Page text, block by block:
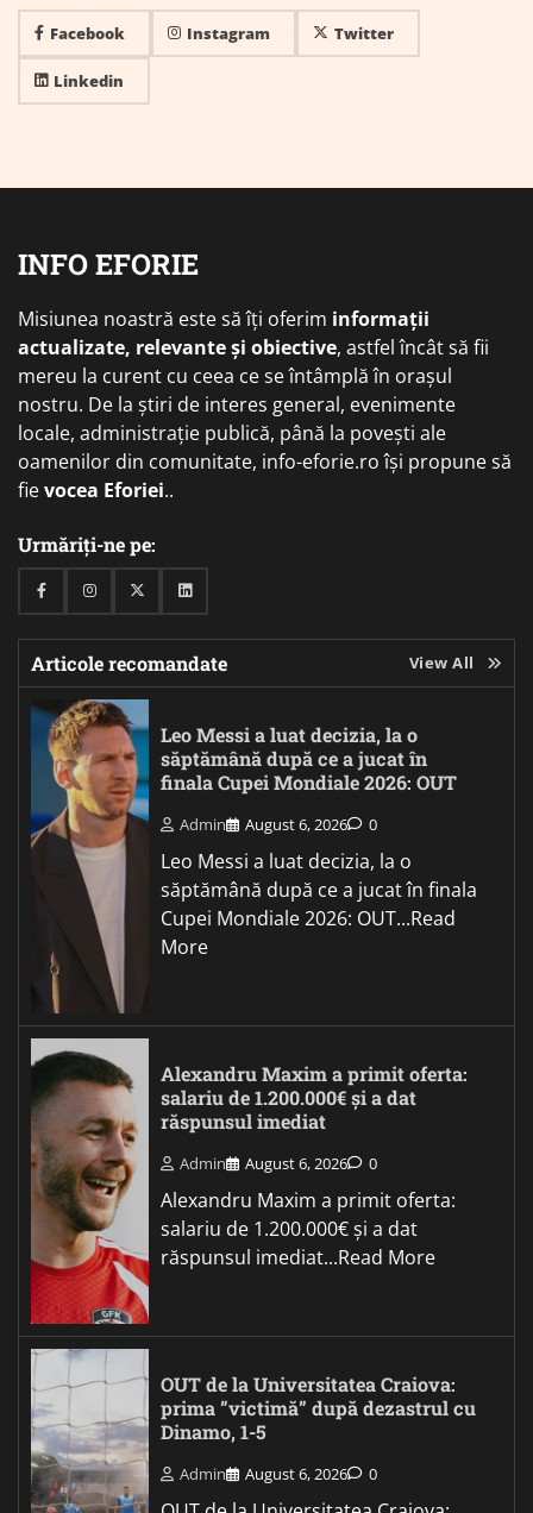
Facebook Instagram Twitter
Linkedin
INFO EFORIE
Misiunea noastră este să îți oferim informații
actualizate, relevante și obiective, astfel încât să fii
mereu la curent cu ceea ce se întâmplă în orașul
nostru. De la știri de interes general, evenimente
locale, administrație publică, până la povești ale
oamenilor din comunitate, info-eforie.ro își propune să
fievocea Eforiei..
Urmăriți-ne pe:
FacebookInstagramTwitterLinkedin
Articole recomandate View All
Leo Messi a luat decizia, la o
săptămână după ce a jucat în
finala Cupei Mondiale 2026: OUT
Admin August 6, 2026 0
Leo Messi a luat decizia, la o
săptămână după ce a jucat în finala
Cupei Mondiale 2026: OUT...Read
More
Alexandru Maxim a primit oferta:
salariu de 1.200.000€ și a dat
răspunsul imediat
Admin August 6, 2026 0
Alexandru Maxim a primit oferta:
salariu de 1.200.000€ și a dat
răspunsul imediat...Read More
OUT de la Universitatea Craiova:
prima ”victimă” după dezastrul cu
Dinamo, 1-5
Admin August 6, 2026 0